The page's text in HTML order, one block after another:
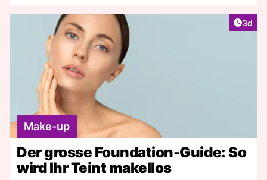
3d
Make-up
Der grosse Foundation-Guide: So
wird Ihr Teint makellos